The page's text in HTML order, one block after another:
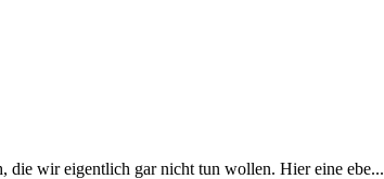
die wir eigentlich gar nicht tun wollen. Hier eine ebe...